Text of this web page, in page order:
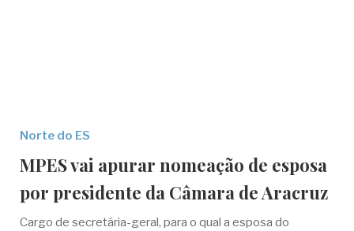
Norte do ES
MPES vai apurar nomeação de esposa
por presidente da Câmara de Aracruz
Cargo de secretária-geral, para o qual a esposa do